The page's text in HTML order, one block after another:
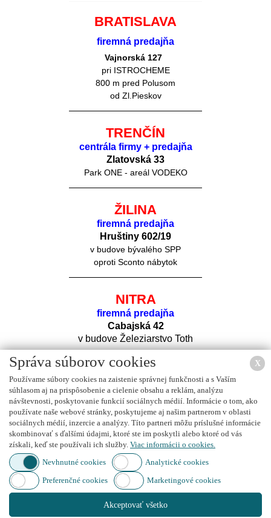
BRATISLAVA
firemná predajňa
Vajnorská 127
pri ISTROCHEME
800 m pred Polusom
od Zl.Pieskov
TRENČÍN
centrála firmy + predajňa
Zlatovská 33
Park ONE - areál VODEKO
ŽILINA
firemná predajňa
Hruštiny 602/19
v budove bývalého SPP
oproti Sconto nábytok
NITRA
firemná predajňa
Cabajská 42
v budove Železiarstvo Toth
Nájdete nás naFACEBOOKu
Nájdete nás na INSTAGRAMe
X
Správa súborov cookies
Používame súbory cookies na zaistenie správnej funkčnosti a s Vaším
súhlasom aj na prispôsobenie a cielenie obsahu a reklám, analýzu
návštevnosti, poskytovanie funkcií sociálnych médií. Informácie o tom, ako
používate naše webové stránky, poskytujeme aj našim partnerom v oblasti
sociálnych médií, inzercie a analýzy. Títo partneri môžu príslušné informácie
skombinovať s ďalšími údajmi, ktoré ste im poskytli alebo ktoré od vás
získali, keď ste používali ich služby. Viac informácii o cookies.
Nevhnutné cookies
Analytické cookies
Preferenčné cookies
Marketingové cookies
Akceptovať všetko